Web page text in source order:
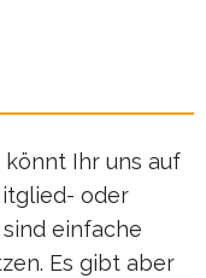
Ihr uns auf
oder
einfache
Es gibt aber